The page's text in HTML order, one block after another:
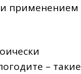
и применением
– такие